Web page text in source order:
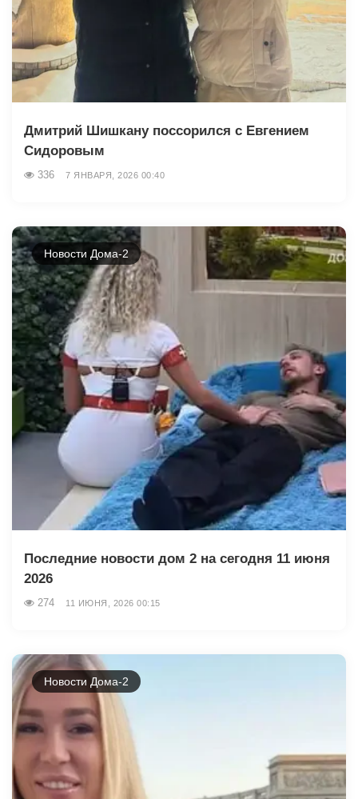
Дмитрий Шишкану поссорился с Евгением
Сидоровым
336 7 ЯНВАРЯ, 2026 00:40
Новости Дома-2
Последние новости дом 2 на сегодня 11 июня
2026
274 11 ИЮНЯ, 2026 00:15
Новости Дома-2